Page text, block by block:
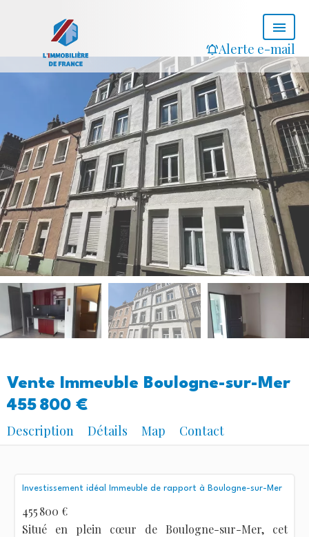
Alerte e-mail
Vente Immeuble Boulogne-sur-Mer
455 800 €
Description
Détails Map Contact
Investissement idéal Immeuble de rapport à Boulogne-sur-Mer
455 800 €
Situé en plein cœur de Boulogne-sur-Mer, cet